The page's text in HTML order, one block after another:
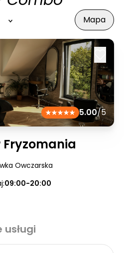
Mapa
5.00/5
Fryzomania
Owczarska
09:00-20:00